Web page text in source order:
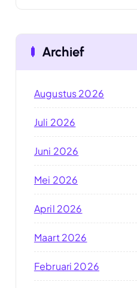
Archief
Augustus 2026
Juli 2026
Juni 2026
Mei 2026
April 2026
Maart 2026
Februari 2026